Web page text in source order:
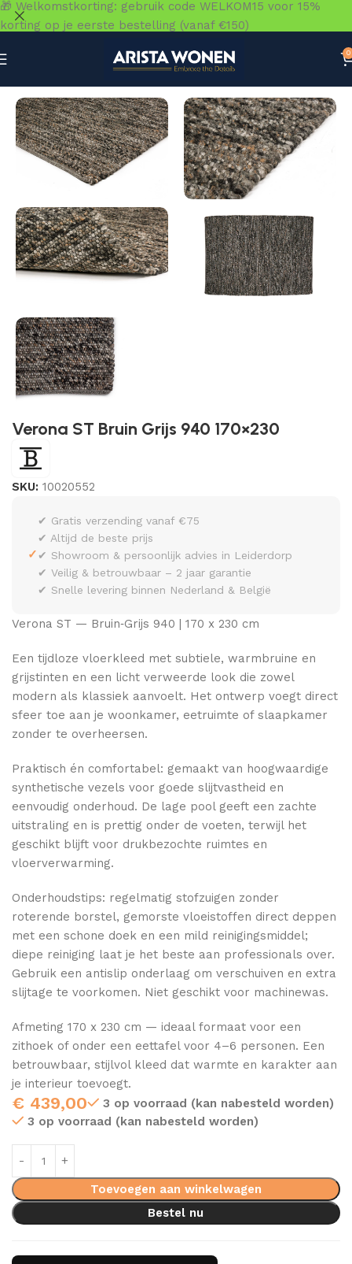
0
Verona ST Bruin Grijs 940 170×230
SKU: 10020552
✓
✔ Gratis verzending vanaf €75
✔ Altijd de beste prijs
✔ Showroom & persoonlijk advies in Leiderdorp
✔ Veilig & betrouwbaar – 2 jaar garantie
✔ Snelle levering binnen Nederland & België
Verona ST — Bruin‑Grijs 940 | 170 x 230 cm
Een tijdloze vloerkleed met subtiele, warmbruine en
grijstinten en een licht verweerde look die zowel
modern als klassiek aanvoelt. Het ontwerp voegt direct
sfeer toe aan je woonkamer, eetruimte of slaapkamer
zonder te overheersen.
Praktisch én comfortabel: gemaakt van hoogwaardige
synthetische vezels voor goede slijtvastheid en
eenvoudig onderhoud. De lage pool geeft een zachte
uitstraling en is prettig onder de voeten, terwijl het
geschikt blijft voor drukbezochte ruimtes en
vloerverwarming.
Onderhoudstips: regelmatig stofzuigen zonder
roterende borstel, gemorste vloeistoffen direct deppen
met een schone doek en een mild reinigingsmiddel;
diepe reiniging laat je het beste aan professionals over.
Gebruik een antislip onderlaag om verschuiven en extra
slijtage te voorkomen. Niet geschikt voor machinewas.
Afmeting 170 x 230 cm — ideaal formaat voor een
zithoek of onder een eettafel voor 4–6 personen. Een
betrouwbaar, stijlvol kleed dat warmte en karakter aan
je interieur toevoegt.
€ 439,00
3 op voorraad (kan nabesteld worden)
3 op voorraad (kan nabesteld worden)
Toevoegen aan winkelwagen
Bestel nu
🎁 Welkomstkorting: gebruik code WELKOM15 voor 15%
korting op je eerste bestelling (vanaf €150)